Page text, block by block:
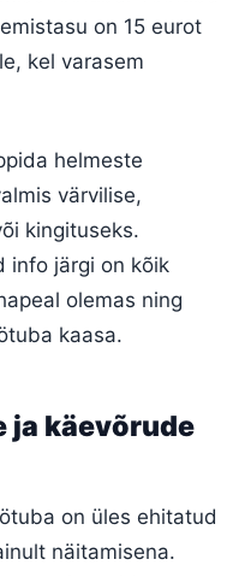
on 15 eurot
kel varasem
helmeste
värvilise,
kingituseks.
info järgi on kõik
olemas ning
kaasa.
ja käevõrude
on üles ehitatud
näitamisena.